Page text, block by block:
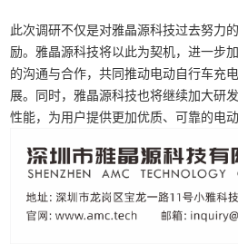
此次调研不仅是对雅晶源科技过去努力
励。雅晶源科技将以此为契机，进一步
的沟通与合作，共同推动电动自行车充
展。同时，雅晶源科技也将继续加大研
性能，为用户提供更加优质、可靠的电